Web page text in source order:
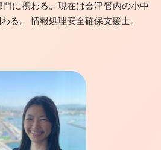
に携わる。現在は会津管内の小中
る。 情報処理安全確保支援士。